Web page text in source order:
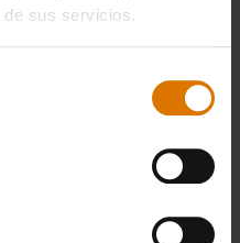
de sus servicios.